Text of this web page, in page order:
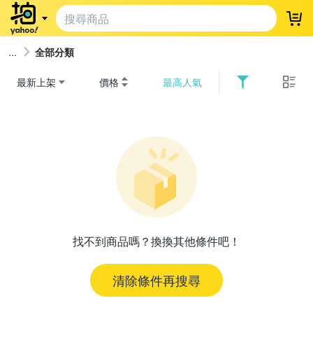
登
全部分類
最新上架 價格 最高人氣
找不到商品嗎？換換其他條件吧！
清除條件再搜尋